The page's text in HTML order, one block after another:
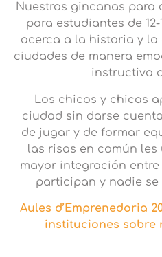
Nuestras gincanas para
para estudiantes de
acerca a la historia y la
ciudades de manera
instructiva
Los chicos y chicas
ciudad sin darse
de jugar y de formar
las risas en común
mayor integración
participan y nadie
Aules d’Emprenedoria
instituciones sobre